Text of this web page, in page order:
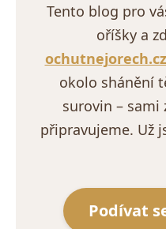
Tento blog pro
oříšky a
ochutnejorech.cz
okolo shánění
surovin – sami
připravujeme. Už
Podívat